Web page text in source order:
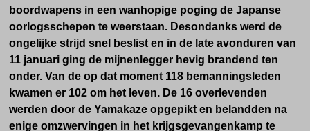
boordwapens in een wanhopige poging de Japanse
oorlogsschepen te weerstaan. Desondanks werd de
ongelijke strijd snel beslist en in de late avonduren van
11 januari ging de mijnenlegger hevig brandend ten
onder. Van de op dat moment 118 bemanningsleden
kwamen er 102 om het leven. De 16 overlevenden
werden door de Yamakaze opgepikt en belandden na
enige omzwervingen in het krijgsgevangenkamp te